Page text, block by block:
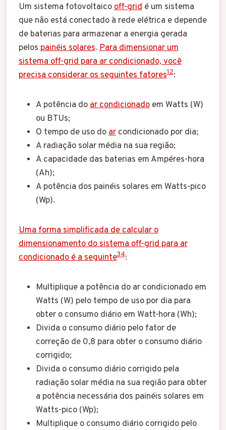
Um sistema fotovoltaicooff-gridé um sistema
que não está conectado à rede elétrica e depende
de baterias para armazenar a energia gerada
pelos painéis solares.Para dimensionar um
sistema off-grid para ar condicionado, você
precisa considerar os seguintes fatores12:
A potência doar condicionadoem Watts (W)
ou BTUs;
O tempo de uso doarcondicionado por dia;
A radiação solar média na sua região;
A capacidade das baterias em Ampéres-hora
(Ah);
A potência dos painéis solares em Watts-pico
(Wp).
Uma forma simplificada de calcular o
dimensionamento do sistema off-grid para ar
condicionado é a seguinte34:
Multiplique a potência do ar condicionado em
Watts (W) pelo tempo de uso por dia para
obter o consumo diário em Watt-hora (Wh);
Divida o consumo diário pelo fator de
correção de 0,8 para obter o consumo diário
corrigido;
Divida o consumo diário corrigido pela
radiação solar média na sua região para obter
a potência necessária dos painéis solares em
Watts-pico (Wp);
Multiplique o consumo diário corrigido pelo